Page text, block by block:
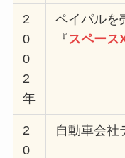
2
0
0
2
年
ペイパルを
『 スペース
2
0
自動車会社